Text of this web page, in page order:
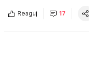
Reaguj 17